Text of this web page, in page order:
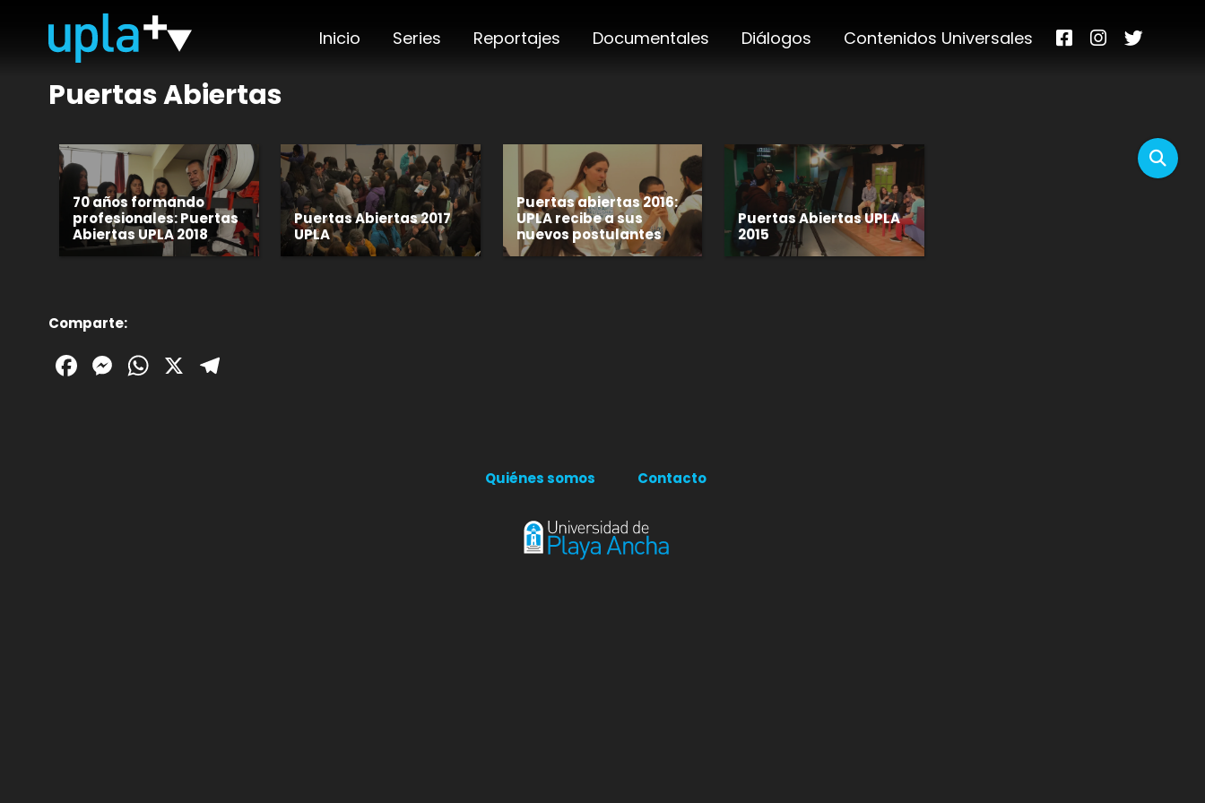
Inicio Series Reportajes Documentales Diálogos Contenidos Universales
Puertas Abiertas
70 años formando
profesionales: Puertas
Abiertas UPLA 2018
Puertas Abiertas 2017
UPLA
Puertas abiertas 2016:
UPLA recibe a sus
nuevos postulantes
Puertas Abiertas UPLA
2015
Comparte:
Facebook
Messenger
WhatsApp
X
Quiénes somos Contacto